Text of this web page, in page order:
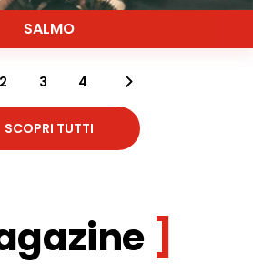
SALMO
2 3 4
SCOPRI TUTTI